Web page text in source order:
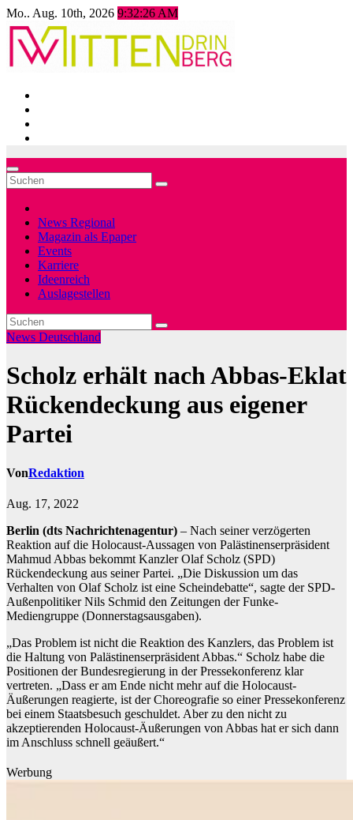
Zum
Inhalt
springen
Mo.. Aug. 10th, 2026 9:32:28 AM
News Regional
Magazin als Epaper
Events
Karriere
Ideenreich
Auslagestellen
News Deutschland
Scholz erhält nach Abbas-Eklat
Rückendeckung aus eigener
Partei
VonRedaktion
Aug. 17, 2022
Berlin (dts Nachrichtenagentur) – Nach seiner verzögerten
Reaktion auf die Holocaust-Aussagen von Palästinenserpräsident
Mahmud Abbas bekommt Kanzler Olaf Scholz (SPD)
Rückendeckung aus seiner Partei. „Die Diskussion um das
Verhalten von Olaf Scholz ist eine Scheindebatte“, sagte der SPD-
Außenpolitiker Nils Schmid den Zeitungen der Funke-
Mediengruppe (Donnerstagsausgaben).
„Das Problem ist nicht die Reaktion des Kanzlers, das Problem ist
die Haltung von Palästinenserpräsident Abbas.“ Scholz habe die
Positionen der Bundesregierung in der Pressekonferenz klar
vertreten. „Dass er am Ende nicht mehr auf die Holocaust-
Äußerungen reagierte, ist der Choreografie so einer Pressekonferenz
bei einem Staatsbesuch geschuldet. Aber zu den nicht zu
akzeptierenden Holocaust-Äußerungen von Abbas hat er sich dann
im Anschluss schnell geäußert.“
Werbung